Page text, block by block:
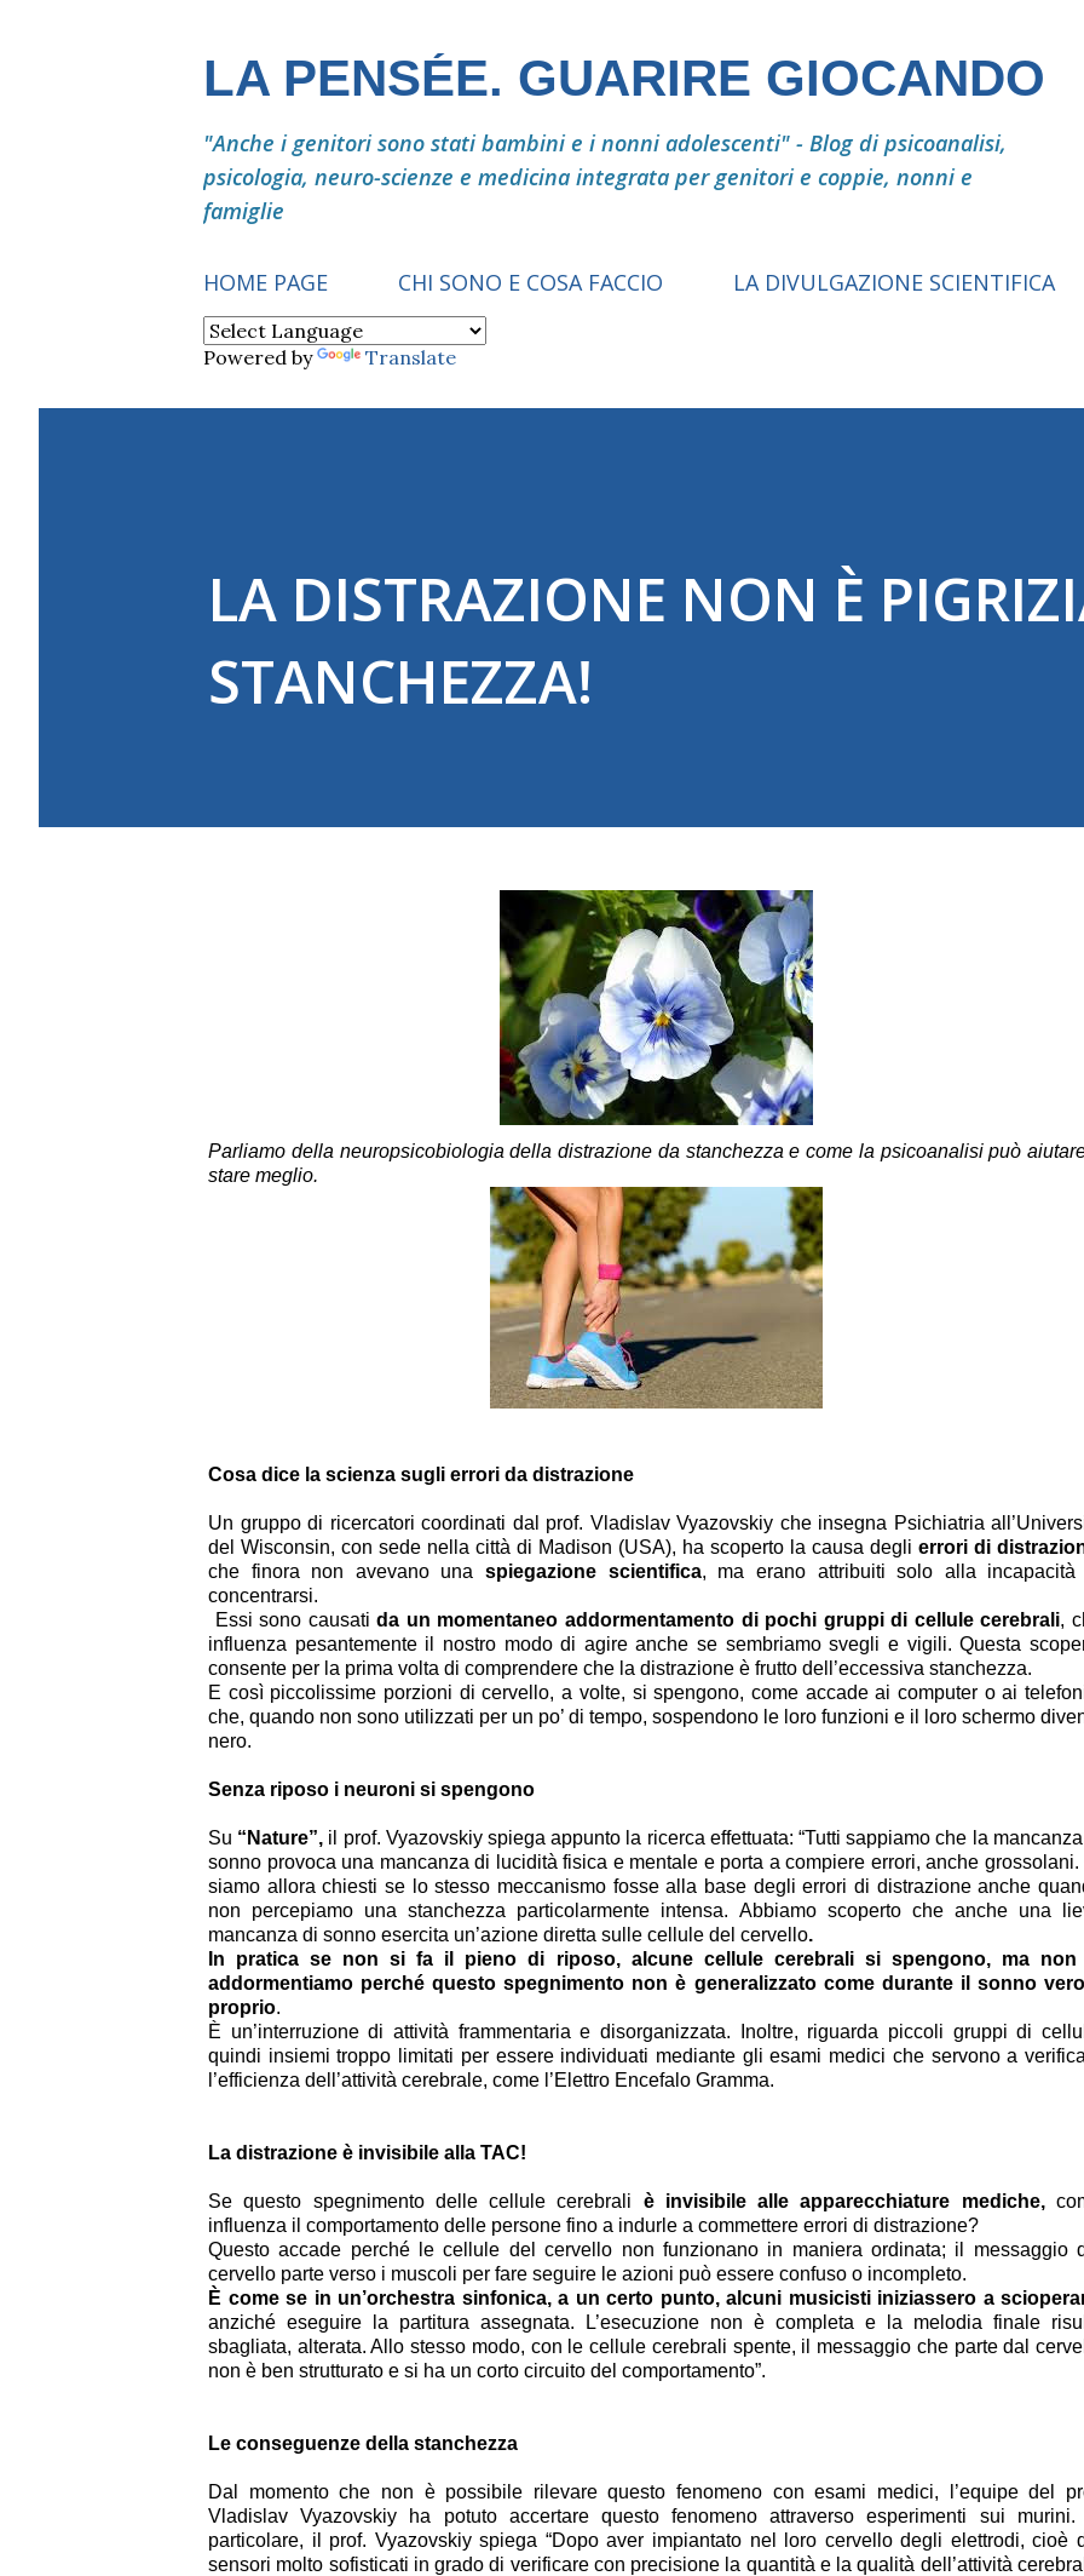
LA PENSÉE. GUARIRE GIOCANDO
"Anche i genitori sono stati bambini e i nonni adolescenti" - Blog di psicoanalisi,
psicologia, neuro-scienze e medicina integrata per genitori e coppie, nonni e
famiglie
HOME PAGE CHI SONO E COSA FACCIO LA DIVULGAZIONE SCIENTIFICA
Powered by Translate
LA DISTRAZIONE NON È
STANCHEZZA!
Parliamo della neuropsicobiologia della distrazione da stanchezza e come la psicoanalisi può
stare meglio.
Cosa dice la scienza sugli errori da distrazione
Un gruppo di ricercatori coordinati dal prof. Vladislav Vyazovskiy che insegna Psichiatria
del Wisconsin, con sede nella città di Madison (USA), ha scoperto la causa degli errori di
che finora non avevano unaspiegazione scientifica, ma erano attribuiti solo alla incapacità
concentrarsi.
Essi sono causatida un momentaneo addormentamento di pochi gruppi di cellule cerebrali,
influenza pesantemente il nostro modo di agire anche se sembriamo svegli e vigili. Questa
consente per la prima volta di comprendere che la distrazione è frutto dell’eccessiva stanchezza.
E così piccolissime porzioni di cervello, a volte, si spengono, come accade ai computer o ai
che, quando non sono utilizzati per un po’ di tempo, sospendono le loro funzioni e il loro schermo
nero.
Senza riposo i neuroni si spengono
Su “Nature”, il prof. Vyazovskiy spiega appunto la ricerca effettuata: “Tutti sappiamo che la
sonno provoca una mancanza di lucidità fisica e mentale e porta a compiere errori, anche grossolani.
siamo allora chiesti se lo stesso meccanismo fosse alla base degli errori di distrazione anche
non percepiamo una stanchezza particolarmente intensa. Abbiamo scoperto che anche una
mancanza di sonno esercita un’azione diretta sulle cellule del cervello.
In pratica se non si fa il pieno di riposo, alcune cellule cerebrali si spengono, ma non
addormentiamo perché questo spegnimento non è generalizzato come durante il sonno
proprio.
È un’interruzione di attività frammentaria e disorganizzata. Inoltre, riguarda piccoli gruppi di
quindi insiemi troppo limitati per essere individuati mediante gli esami medici che servono a
l’efficienza dell’attività cerebrale, come l’Elettro Encefalo Gramma.
La distrazione è invisibile alla TAC!
Se questo spegnimento delle cellule cerebrali è invisibile alle apparecchiature mediche,
influenza il comportamento delle persone fino a indurle a commettere errori di distrazione?
Questo accade perché le cellule del cervello non funzionano in maniera ordinata; il messaggio
cervello parte verso i muscoli per fare seguire le azioni può essere confuso o incompleto.
È come se in un’orchestra sinfonica, a un certo punto, alcuni musicisti iniziassero a
anziché eseguire la partitura assegnata. L’esecuzione non è completa e la melodia finale
sbagliata, alterata. Allo stesso modo, con le cellule cerebrali spente, il messaggio che parte dal
non è ben strutturato e si ha un corto circuito del comportamento”.
Le conseguenze della stanchezza
Dal momento che non è possibile rilevare questo fenomeno con esami medici, l’equipe del
Vladislav Vyazovskiy ha potuto accertare questo fenomeno attraverso esperimenti sui murini.
particolare, il prof. Vyazovskiy spiega “Dopo aver impiantato nel loro cervello degli elettrodi, cioè
sensori molto sofisticati in grado di verificare con precisione la quantità e la qualità dell’attività